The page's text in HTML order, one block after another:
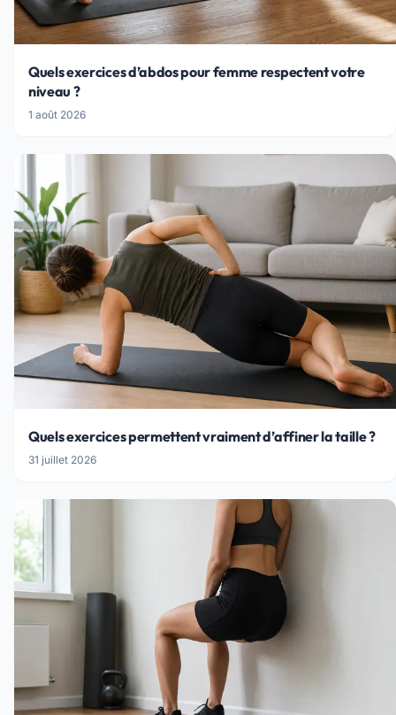
Quels exercices d’abdos pour femme respectent votre
niveau ?
1 août 2026
Quels exercices permettent vraiment d’affiner la taille ?
31 juillet 2026